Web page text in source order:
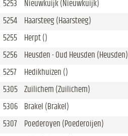
5253 Nieuwkuijk (Nieuwkuijk)
5254
Haarsteeg (Haarsteeg)
5255
Herpt ()
5256
Heusden - Oud Heusden (Heusden)
5257
Hedikhuizen ()
5305
Zuilichem (Zuilichem)
5306
Brakel (Brakel)
5307
Poederoyen (Poederoijen)